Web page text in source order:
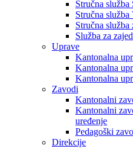
Stručna služba
Stručna služba
Stručna
Služba za
Uprave
Kantonalna
Kantonalna
Kantonalna
Zavodi
Kantonalni
Kantonalni
uređenje
Pedagoški
Direkcije